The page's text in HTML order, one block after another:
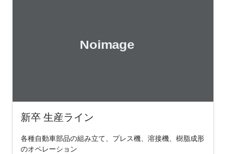
新卒 生産ライン
各種自動車部品の組み立て、プレス機、溶接機、樹脂成形
のオペレーション